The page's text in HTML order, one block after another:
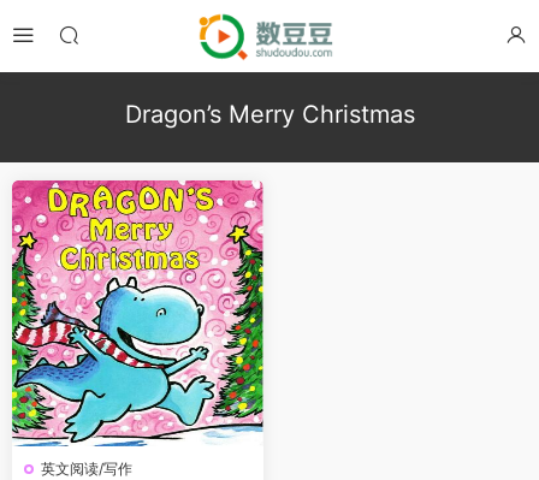
Dragon’s Merry Christmas
英文阅读/写作